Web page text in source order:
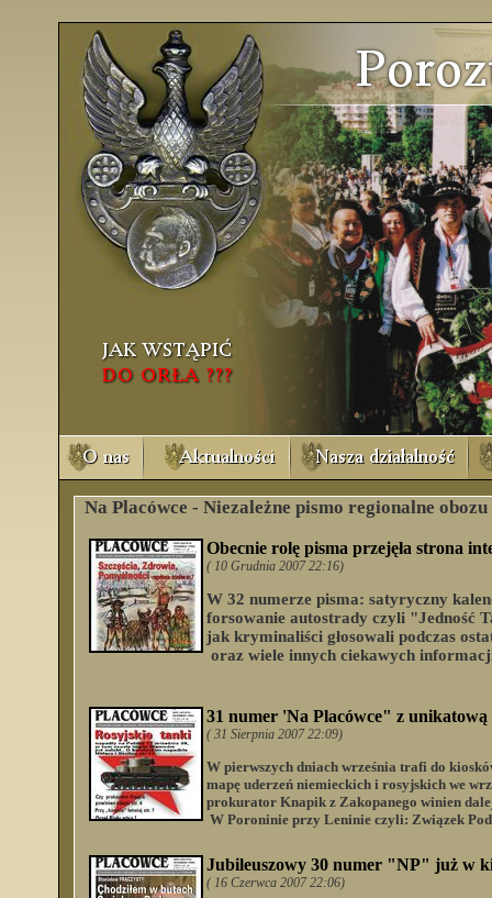
Na Placówce - Niezależne pismo regionalne
Obecnie rolę pisma przejęła strona
( 10 Grudnia 2007 22:16)
W 32 numerze pisma: satyryczny
forsowanie autostrady czyli "Jedność
jak kryminaliści głosowali podczas
oraz wiele innych ciekawych
31 numer 'Na Placówce" z unikatową
( 31 Sierpnia 2007 22:09)
W pierwszych dniach września trafi do
mapę uderzeń niemieckich i rosyjskich we
prokurator Knapik z Zakopanego winien
W Poroninie przy Leninie czyli: Związek
Jubileuszowy 30 numer "NP" już w
( 16 Czerwca 2007 22:06)